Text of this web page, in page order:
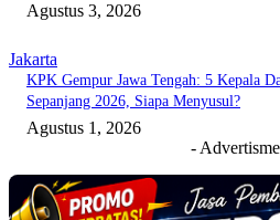
Agustus 3, 2026
Jakarta
KPK Gempur Jawa Tengah: 5 Kepala
Sepanjang 2026, Siapa Menyusul?
Agustus 1, 2026
-